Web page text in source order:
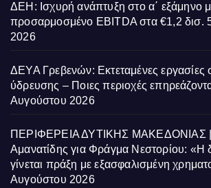
ΔΕΗ: Ισχυρή ανάπτυξη στο α΄ εξάμηνο
προσαρμοσμένο EBITDA στα €1,2 δισ.
2026
ΔΕΥΑ Γρεβενών: Εκτεταμένες εργασίες
ύδρευσης – Ποιες περιοχές
Αυγούστου 2026
ΠΕΡΙΦΕΡΕΙΑ ΔΥΤΙΚΗΣ ΜΑΚΕΔΟΝΙΑΣ
Αμανατίδης για Φράγμα Νεστορίου: «Η
γίνεται πράξη με εξασφαλισμένη
Αυγούστου 2026